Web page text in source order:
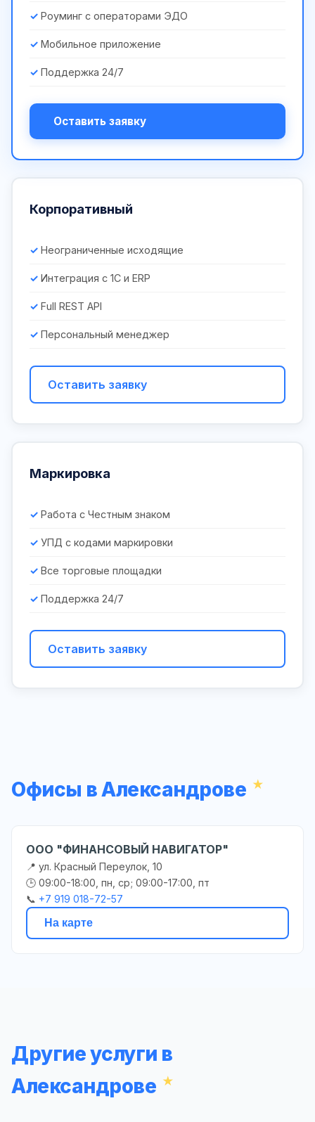
Роуминг с операторами ЭДО
Мобильное приложение
Поддержка 24/7
Оставить заявку
Корпоративный
Неограниченные исходящие
Интеграция с 1С и ERP
Full REST API
Персональный менеджер
Оставить заявку
Маркировка
Работа с Честным знаком
УПД с кодами маркировки
Все торговые площадки
Поддержка 24/7
Оставить заявку
Офисы в Александрове
ООО "ФИНАНСОВЫЙ НАВИГАТОР"
📍 ул. Красный Переулок, 10
🕒 09:00-18:00, пн, ср; 09:00-17:00, пт
📞 +7 919 018-72-57
На карте
Другие услуги в
Александрове